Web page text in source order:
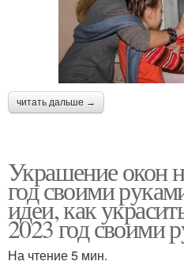
читать дальше →
Украшение окон
год своими
идеи, как
2023 год своими
На чтение 5 мин.